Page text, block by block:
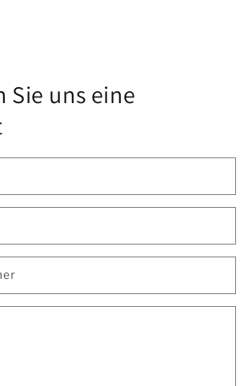
Sie uns eine